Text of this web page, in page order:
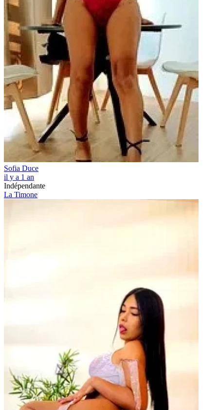
Sofia Duce
il y a 1 an
Indépendante
La Timone